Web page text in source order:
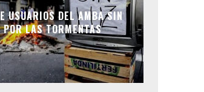
USUARIOS DEL AMBA SIN
POR LAS TORMENTAS